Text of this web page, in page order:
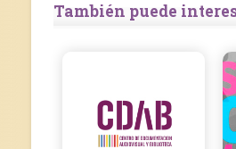
También puede